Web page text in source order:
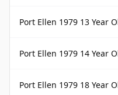
Port Ellen 1979 13 Year Old
Port Ellen 1979 14 Year
Port Ellen 1979 18 Year